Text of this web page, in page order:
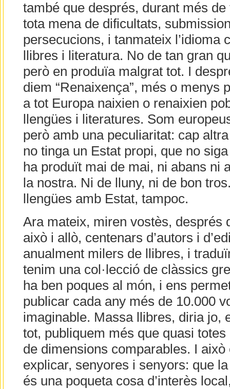
també que després, durant més
tota mena de dificultats,
persecucions, i tanmateix l’idioma
llibres i literatura. No de tan gran
però en produïa malgrat tot. I
diem “Renaixença”, més o menys
a tot Europa naixien o renaixien
llengües i literatures. Som
però amb una peculiaritat: cap
no tinga un Estat propi, que no
ha produït mai de mai, ni abans ni
la nostra. Ni de lluny, ni de bon
llengües amb Estat, tampoc.
Ara mateix, miren vostès, després
això i allò, centenars d’autors i
anualment milers de llibres, i
tenim una col·lecció de clàssics
ha ben poques al món, i ens
publicar cada any més de 10.000
imaginable. Massa llibres, diria jo,
tot, publiquem més que quasi totes
de dimensions comparables. I
explicar, senyores i senyors: que
és una poqueta cosa d’interès